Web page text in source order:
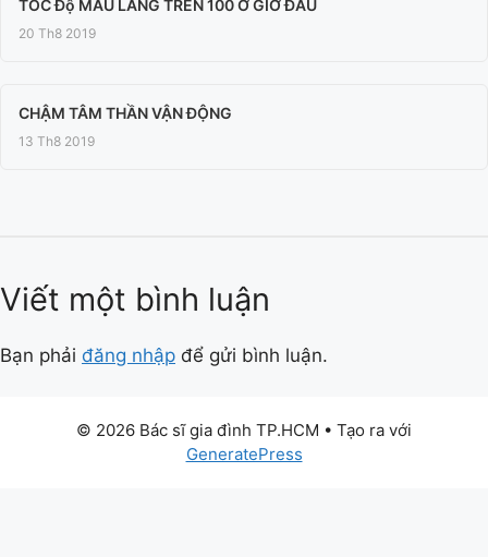
TỐC Độ MÁU LẮNG TRÊN 100 Ở GIỜ ĐẨU
20 Th8 2019
CHẬM TÂM THẦN VẬN ĐỘNG
13 Th8 2019
Viết một bình luận
Bạn phải đăng nhập để gửi bình luận.
© 2026 Bác sĩ gia đình TP.HCM • Tạo ra với
GeneratePress